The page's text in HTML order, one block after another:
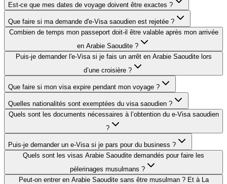
Est-ce que mes dates de voyage doivent être exactes ?
Que faire si ma demande d'e-Visa saoudien est rejetée ?
Combien de temps mon passeport doit-il être valable après mon arrivée
en Arabie Saoudite ?
Puis-je demander l'e-Visa si je fais un arrêt en Arabie Saoudite lors
d’une croisière ?
Que faire si mon visa expire pendant mon voyage ?
Quelles nationalités sont exemptées du visa saoudien ?
Quels sont les documents nécessaires à l’obtention du e-Visa saoudien
?
Puis-je demander un e-Visa si je pars pour du business ?
Quels sont les visas Arabie Saoudite demandés pour faire les
pèlerinages musulmans ?
Peut-on entrer en Arabie Saoudite sans être musulman ? Et à La